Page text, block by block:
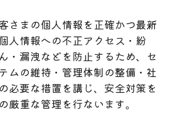
さまの個人情報を正確かつ最新
人情報への不正アクセス・紛
・漏洩などを防止するため、セ
ムの維持・管理体制の整備・社
必要な措置を講じ、安全対策を
厳重な管理を行ないます。